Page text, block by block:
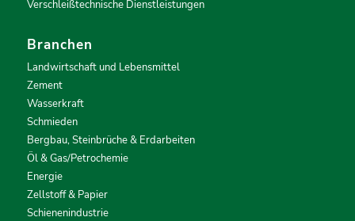
Verschleißtechnische Dienstleistungen
Branchen
Landwirtschaft und Lebensmittel
Zement
Wasserkraft
Schmieden
Bergbau, Steinbrüche & Erdarbeiten
Öl & Gas/Petrochemie
Energie
Zellstoff & Papier
Schienenindustrie